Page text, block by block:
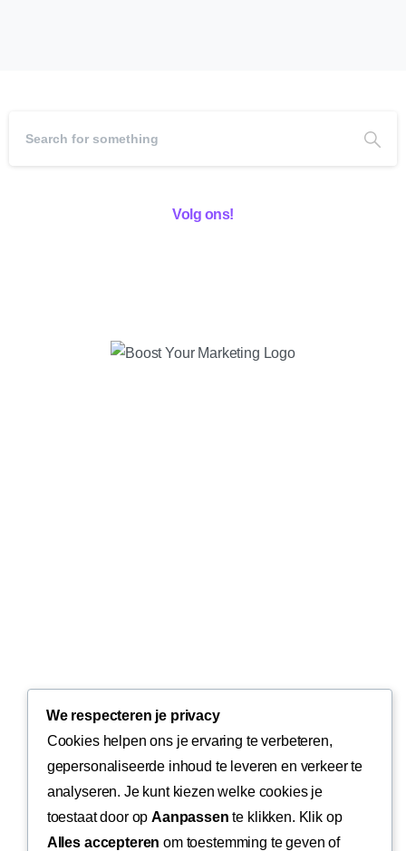
Volg ons!
We respecteren je privacy
Cookies helpen ons je ervaring te verbeteren,
gepersonaliseerde inhoud te leveren en verkeer te
analyseren. Je kunt kiezen welke cookies je
toestaat door opAanpassen te klikken. Klik op
Alles accepteren om toestemming te geven of